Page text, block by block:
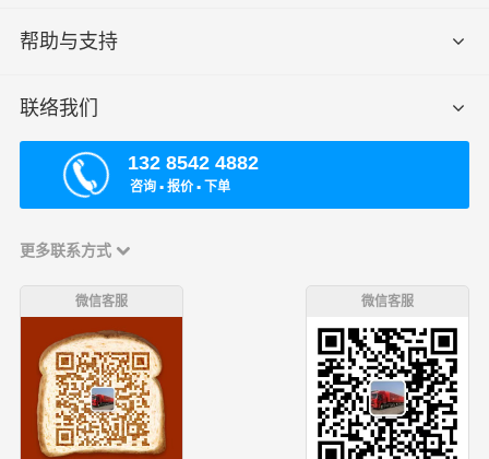
帮助与支持
联络我们
132 8542 4882
咨询 ▪ 报价 ▪ 下单
更多联系方式
微信客服 微信客服